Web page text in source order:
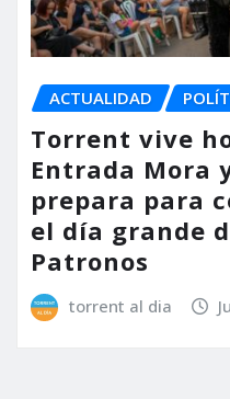
ACTUALIDAD
Torrent vive
Entrada Mora
prepara para
el día grande
Patronos
torrent al dia